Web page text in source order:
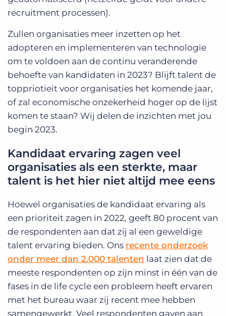
recruitment processen).
Zullen organisaties meer inzetten op het
adopteren en implementeren van technologie
om te voldoen aan de continu veranderende
behoefte van kandidaten in 2023? Blijft talent de
toppriotieit voor organisaties het komende jaar,
of zal economische onzekerheid hoger op de lijst
komen te staan? Wij delen de inzichten met jou
begin 2023.
Kandidaat ervaring zagen veel
organisaties als een sterkte, maar
talent is het hier niet altijd mee eens
Hoewel organisaties de kandidaat ervaring als
een prioriteit zagen in 2022, geeft 80 procent van
de respondenten aan dat zij al een geweldige
talent ervaring bieden. Ons recente onderzoek
onder meer dan 2.000 talenten laat zien dat de
meeste respondenten op zijn minst in één van de
fases in de life cycle een probleem heeft ervaren
met het bureau waar zij recent mee hebben
samengewerkt. Veel respondenten gaven aan